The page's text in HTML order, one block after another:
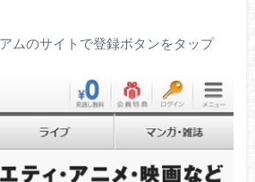
ムのサイトで登録ボタンをタップ